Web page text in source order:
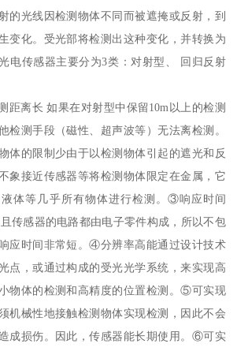
的光线因检测物体不同而被遮掩或反射，到
变化。受光部将检测出这种变化，并转换为
电传感器主要分为3类：对射型、 回归反射
距离长 如果在对射型中保留10m以上的检测
检测手段（磁性、超声波等）无法离检测。
体的限制少由于以检测物体引起的遮光和反
象接近传感器等将检测物体限定在金属，它
体等几乎所有物体进行检测。③响应时间
传感器的电路都由电子零件构成，所以不包
应时间非常短。④分辨率高能通过设计技术
点，或通过构成的受光光学系统，来实现高
物体的检测和高精度的位置检测。⑤可实现
机械性地接触检测物体实现检测，因此不会
成损伤。因此，传感器能长期使用。⑥可实